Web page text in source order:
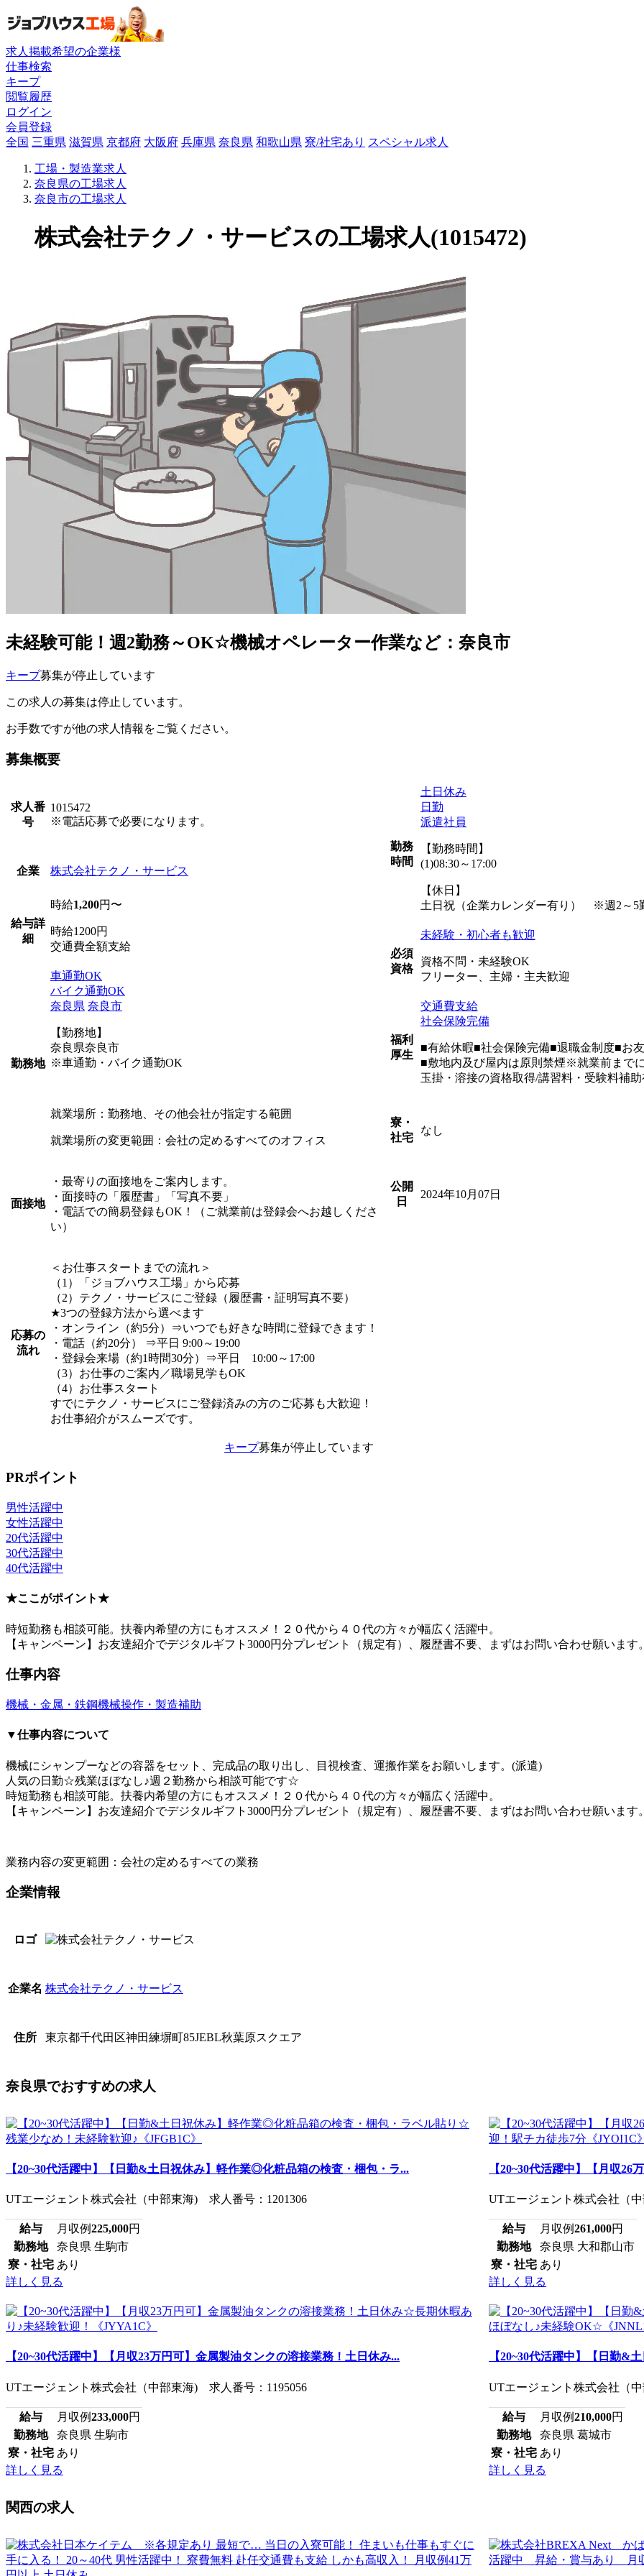
求人掲載希望の企業様
仕事検索
キープ
閲覧履歴
ログイン
会員登録
全国 三重県 滋賀県 京都府 大阪府 兵庫県 奈良県 和歌山県 寮/社宅あり スペシャル求人
工場・製造業求人
奈良県の工場求人
奈良市の工場求人
株式会社テクノ・サービスの工場求人(1015472)
未経験可能！週2勤務～OK☆機械オペレーター作業など：奈良市
キープ募集が停止しています
この求人の募集は停止しています。
お手数ですが他の求人情報をご覧ください。
募集概要
求人番
号
1015472
※電話応募で必要になります。
企業 株式会社テクノ・サービス
給与詳
細
時給1,200円〜
時給1200円
交通費全額支給
勤務地
車通勤OK
バイク通勤OK
奈良県 奈良市
【勤務地】
奈良県奈良市
※車通勤・バイク通勤OK
就業場所：勤務地、その他会社が指定する範囲
就業場所の変更範囲：会社の定めるすべてのオフィス
面接地
・最寄りの面接地をご案内します。
・面接時の「履歴書」「写真不要」
・電話での簡易登録もOK！（ご就業前は登録会へお越しくださ
い）
応募の
流れ
＜お仕事スタートまでの流れ＞
（1）「ジョブハウス工場」から応募
（2）テクノ・サービスにご登録（履歴書・証明写真不要）
★3つの登録方法から選べます
・オンライン（約5分）⇒いつでも好きな時間に登録できます！
・電話（約20分） ⇒平日 9:00～19:00
・登録会来場（約1時間30分）⇒平日 10:00～17:00
（3）お仕事のご案内／職場見学もOK
（4）お仕事スタート
すでにテクノ・サービスにご登録済みの方のご応募も大歓迎！
お仕事紹介がスムーズです。
勤務
時間
土日休み
日勤
派遣社員
【勤務時間】
(1)08:30～17:00
【休日】
土日祝（企業カレンダー有り） ※週2～5
必須
資格
未経験・初心者も歓迎
資格不問・未経験OK
フリーター、主婦・主夫歓迎
福利
厚生
交通費支給
社会保険完備
■有給休暇■社会保険完備■退職金制度■お
■敷地内及び屋内は原則禁煙※就業前まで
玉掛・溶接の資格取得/講習料・受験料補助
寮・
社宅
なし
公開
日
2024年10月07日
キープ募集が停止しています
PRポイント
男性活躍中
女性活躍中
20代活躍中
30代活躍中
40代活躍中
★ここがポイント★
時短勤務も相談可能。扶養内希望の方にもオススメ！２０代から４０代の方々が幅広く活躍中。
【キャンペーン】お友達紹介でデジタルギフト3000円分プレゼント（規定有）、履歴書不要、まずはお問い合わせ願います。
仕事内容
機械・金属・鉄鋼機械操作・製造補助
▼仕事内容について
機械にシャンプーなどの容器をセット、完成品の取り出し、目視検査、運搬作業をお願いします。(派遣)
人気の日勤☆残業ほぼなし♪週２勤務から相談可能です☆
時短勤務も相談可能。扶養内希望の方にもオススメ！２０代から４０代の方々が幅広く活躍中。
【キャンペーン】お友達紹介でデジタルギフト3000円分プレゼント（規定有）、履歴書不要、まずはお問い合わせ願います。
業務内容の変更範囲：会社の定めるすべての業務
企業情報
ロゴ
企業名 株式会社テクノ・サービス
住所 東京都千代田区神田練塀町85JEBL秋葉原スクエア
奈良県でおすすめの求人
【20~30代活躍中】【日勤&土日祝休み】軽作業◎化粧品箱の検査・梱包・ラ...
UTエージェント株式会社（中部東海) 求人番号：1201306
給与 月収例225,000円
勤務地
奈良県 生駒市
寮・社宅 あり
詳しく見る
【20~30代活躍中】【月収
UTエージェント株式会社（
給与 月収例261,000円
勤務地
奈良県 大和郡山市
寮・社宅 あり
詳しく見る
【20~30代活躍中】【月収23万円可】金属製油タンクの溶接業務！土日休み...
UTエージェント株式会社（中部東海) 求人番号：1195056
給与 月収例233,000円
勤務地
奈良県 生駒市
寮・社宅 あり
詳しく見る
【20~30代活躍中】【日勤&
UTエージェント株式会社（
給与 月収例210,000円
勤務地
奈良県 葛城市
寮・社宅 あり
詳しく見る
関西の求人